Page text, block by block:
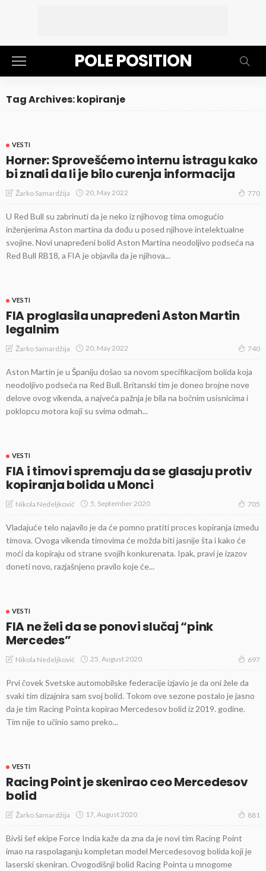
POLE POSITION
Tag Archives: kopiranje
VESTI
Horner: Sprovešćemo internu istragu kako
bi znali da li je bilo curenja informacija
Žarko Samardžija 20, May 2022 770
U Red Bull su zabrinuti da je neko iz njihovog tima omogućio
inženjerima Aston martina da dođu u posed njihove intelektualne
svojine. Novi unapređeni bolid Aston Martina neodoljivo podseća na
Red Bull RB18, a FIA je objavila da je njihova...
VESTI
FIA proglasila unapređeni Aston Martin
legalnim
Žarko Samardžija 20, May 2022 740
Aston Martin je u Španiju došao sa novom specifikacijom bolida koja
neodoljivo podseća na Red Bull. Britanski tim je doneo brojne nove
delove ovog vikenda, a najveća pažnja je bila na bočnim usisnicima i
poklopcu motora koji su svima odmah...
VESTI
FIA i timovi spremaju da se glasaju protiv
kopiranja bolida u Monci
Nikola Nedeljković 5, September 2020 705
Vladajuće telo najavilo je da će pomno pratiti proces kopiranja između
timova. Ovoga vikenda timovima će možda biti jasnije šta i kako će
moći da kopiraju od strane svojih konkurenata. Ipak, pravi je izazov
doneti novo, razjašnjeno pravilo koje će...
VESTI
FIA ne želi da se ponovi slučaj “pink
Mercedes”
Nikola Nedeljković 25, August 2020 697
Prvi čovek Svetske automobilske federacije izjavio je da oni žele da
svaki tim dizajnira sam svoj bolid. Tokom ove sezone postalo je jasno
da je tim Racing Pointa kopirao Mercedesov bolid iz 2019. godine.
Tim nije to učinio samo preko...
VESTI
Racing Point je skenirao ceo Mercedesov
bolid
Žarko Samardžija 17, August 2020 881
Bivši šef ekipe Force India kaže da zna da je novi tim Racing Point
imao na raspolaganju kompletan model Mercedesovog bolida koji je
laserski skeniran. Ovogodišnji bolid Racing Pointa u mnogome